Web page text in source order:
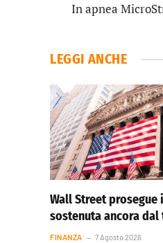
In apnea
LEGGI ANCHE
Wall Street prosegue
sostenuta ancora dal
FINANZA 7 Agosto 2026